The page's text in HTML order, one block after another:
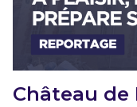
Château de